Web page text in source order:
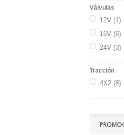
Válvulas
12V (1)
16V (6)
24V (3)
Tracción
4X2 (8)